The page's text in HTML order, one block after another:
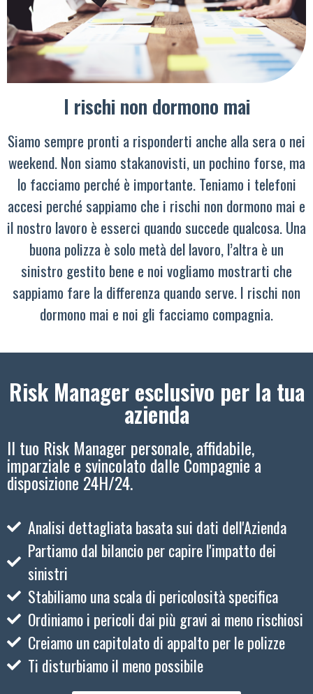
I rischi non dormono mai
Siamo sempre pronti a risponderti anche alla sera o nei
weekend. Non siamo stakanovisti, un pochino forse, ma
lo facciamo perché è importante. Teniamo i telefoni
accesi perché sappiamo che i rischi non dormono mai e
il nostro lavoro è esserci quando succede qualcosa. Una
buona polizza è solo metà del lavoro, l’altra è un
sinistro gestito bene e noi vogliamo mostrarti che
sappiamo fare la differenza quando serve. I rischi non
dormono mai e noi gli facciamo compagnia.
Risk Manager esclusivo per la tua
azienda
Il tuo Risk Manager personale, affidabile,
imparziale e svincolato dalle Compagnie a
disposizione 24H/24.
Analisi dettagliata basata sui dati dell'Azienda
Partiamo dal bilancio per capire l'impatto dei
sinistri
Stabiliamo una scala di pericolosità specifica
Ordiniamo i pericoli dai più gravi ai meno rischiosi
Creiamo un capitolato di appalto per le polizze
Ti disturbiamo il meno possibile